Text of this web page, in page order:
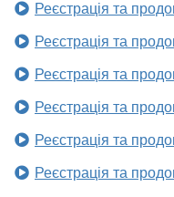
Реєстрація та
Реєстрація та
Реєстрація та
Реєстрація та
Реєстрація та
Реєстрація та